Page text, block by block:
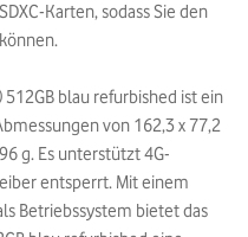
Karten, sodass Sie den
512GB blau refurbished ist ein
von 162,3 x 77,2
g. Es unterstützt 4G-
entsperrt. Mit einem
Betriebssystem bietet das